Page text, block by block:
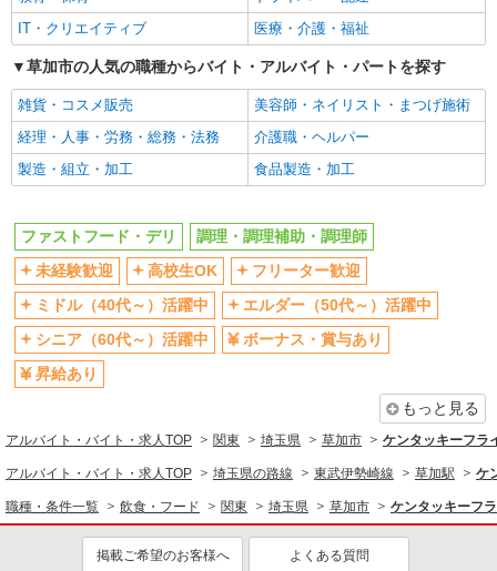
短時間勤務（1日4h以内）OK
上場企業・上場企業のグループ会
扶養内勤務OK
交通費支給
社会保険あり
まかない・食事補助
社員登用あり
同じ職種から求人を探す
飲食・フード
ファストフード・デリ
調理・調理補助・調理師
同じ特徴から求人を探す
未経験歓迎
高校生OK
ミドル（40代～）活躍中
短時間勤務（1日4h以内）OK
上場企業・上場企業のグループ会
社会保険あり
まかない・食事補助
社員登用あり
IT・クリエイティブ
医療・介護・福祉
草加市の人気の職種からバイト・アルバイト・パートを探す
雑貨・コスメ販売
美容師・ネイリスト・まつげ施術
経理・人事・労務・総務・法務
介護職・ヘルパー
製造・組立・加工
食品製造・加工
ファストフード・デリ
調理・調理補助・調理師
未経験歓迎
高校生OK
フリーター歓迎
ミドル（40代～）活躍中
エルダー（50代～）活躍中
シニア（60代～）活躍中
ボーナス・賞与あり
昇給あり
もっと見る
アルバイト・バイト・求人TOP 関東 埼玉県 草加市 ケンタッキーフ
アルバイト・バイト・求人TOP 埼玉県の路線 東武伊勢崎線 草加駅 ケ
職種・条件一覧 飲食・フード 関東 埼玉県 草加市 ケンタッキーフ
掲載ご希望のお客様へ よくある質問